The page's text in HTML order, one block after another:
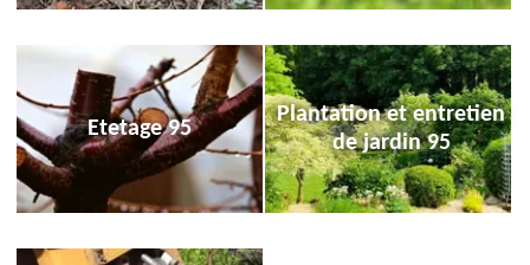
Etetage 95
Plantation et entretien
de jardin 95